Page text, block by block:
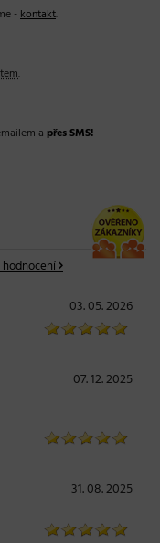
-kontakt.
.
a přes SMS!
03. 05. 2026
07. 12. 2025
31. 08. 2025